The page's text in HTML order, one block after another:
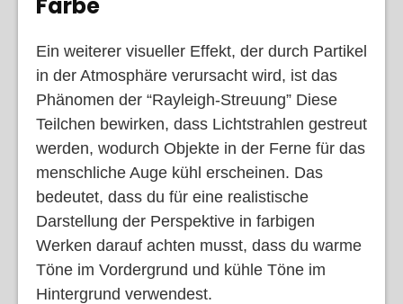
Ein weiterer visueller Effekt, der durch Partikel
in der Atmosphäre verursacht wird, ist das
Phänomen der “Rayleigh-Streuung” Diese
Teilchen bewirken, dass Lichtstrahlen gestreut
werden, wodurch Objekte in der Ferne für das
menschliche Auge kühl erscheinen. Das
bedeutet, dass du für eine realistische
Darstellung der Perspektive in farbigen
Werken darauf achten musst, dass du warme
Töne im Vordergrund und kühle Töne im
Hintergrund verwendest.